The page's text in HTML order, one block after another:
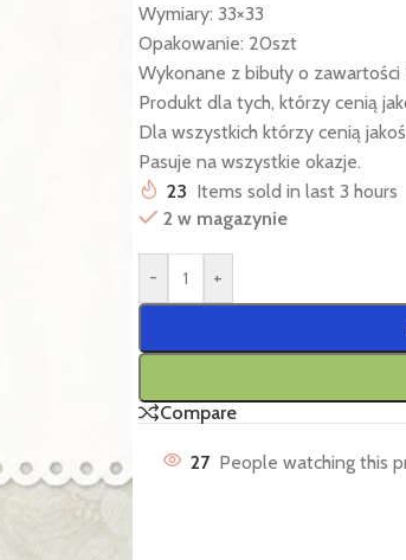
Wymiary: 33×33
Opakowanie: 20szt
Wykonane z bibuły o
Produkt dla tych, którzy cenią
Dla wszystkich którzy cenią
Pasuje na wszystkie okazje.
23 Items sold in last 3 hours
2 w magazynie
- +
Compare
27 People watching this